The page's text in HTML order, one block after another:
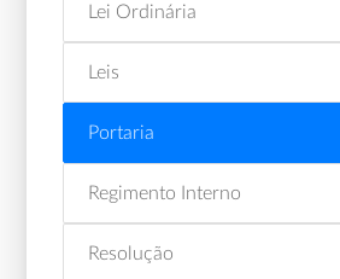
Lei Ordinária
Leis
Portaria
Regimento Interno
Resolução